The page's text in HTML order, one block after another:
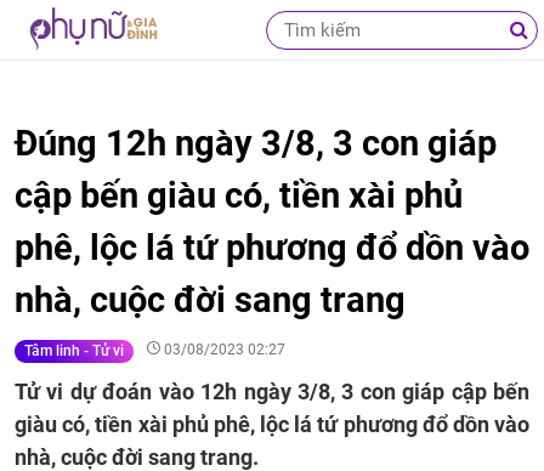
Đúng 12h ngày 3/8, 3 con giáp
cập bến giàu có, tiền xài phủ
phê, lộc lá tứ phương đổ dồn vào
nhà, cuộc đời sang trang
Tâm linh - Tử vi 03/08/2023 02:27
Tử vi dự đoán vào 12h ngày 3/8, 3 con giáp cập bến
giàu có, tiền xài phủ phê, lộc lá tứ phương đổ dồn vào
nhà, cuộc đời sang trang.